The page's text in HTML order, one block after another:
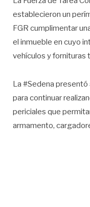
establecieron un
FGR cumplimentar
el inmueble en cuyo
vehículos y fornituras
La #Sedena
para continuar
periciales que
armamento,